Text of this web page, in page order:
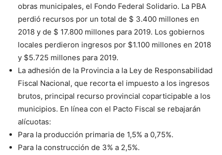
obras municipales, el Fondo Federal Solidario. La PBA
perdió recursos por un total de $ 3.400 millones en
2018 y de $ 17.800 millones para 2019. Los gobiernos
locales perdieron ingresos por $1.100 millones en 2018
y $5.725 millones para 2019.
La adhesión de la Provincia a la Ley de Responsabilidad
Fiscal Nacional, que recorta el impuesto a los ingresos
brutos, principal recurso provincial coparticipable a los
municipios. En línea con el Pacto Fiscal se rebajarán
alícuotas:
Para la producción primaria de 1,5% a 0,75%.
Para la construcción de 3% a 2,5%.